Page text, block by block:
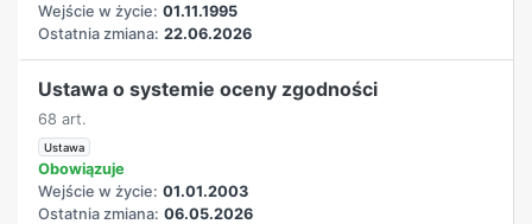
Wejście w życie: 01.11.1995
Ostatnia zmiana: 22.06.2026
Ustawa o systemie oceny zgodności
68 art.
Ustawa
Obowiązuje
Wejście w życie: 01.01.2003
Ostatnia zmiana: 06.05.2026